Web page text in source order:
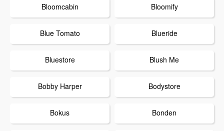
Bloomcabin Bloomify
Blue Tomato Blueride
Bluestore Blush Me
Bobby Harper Bodystore
Bokus Bonden